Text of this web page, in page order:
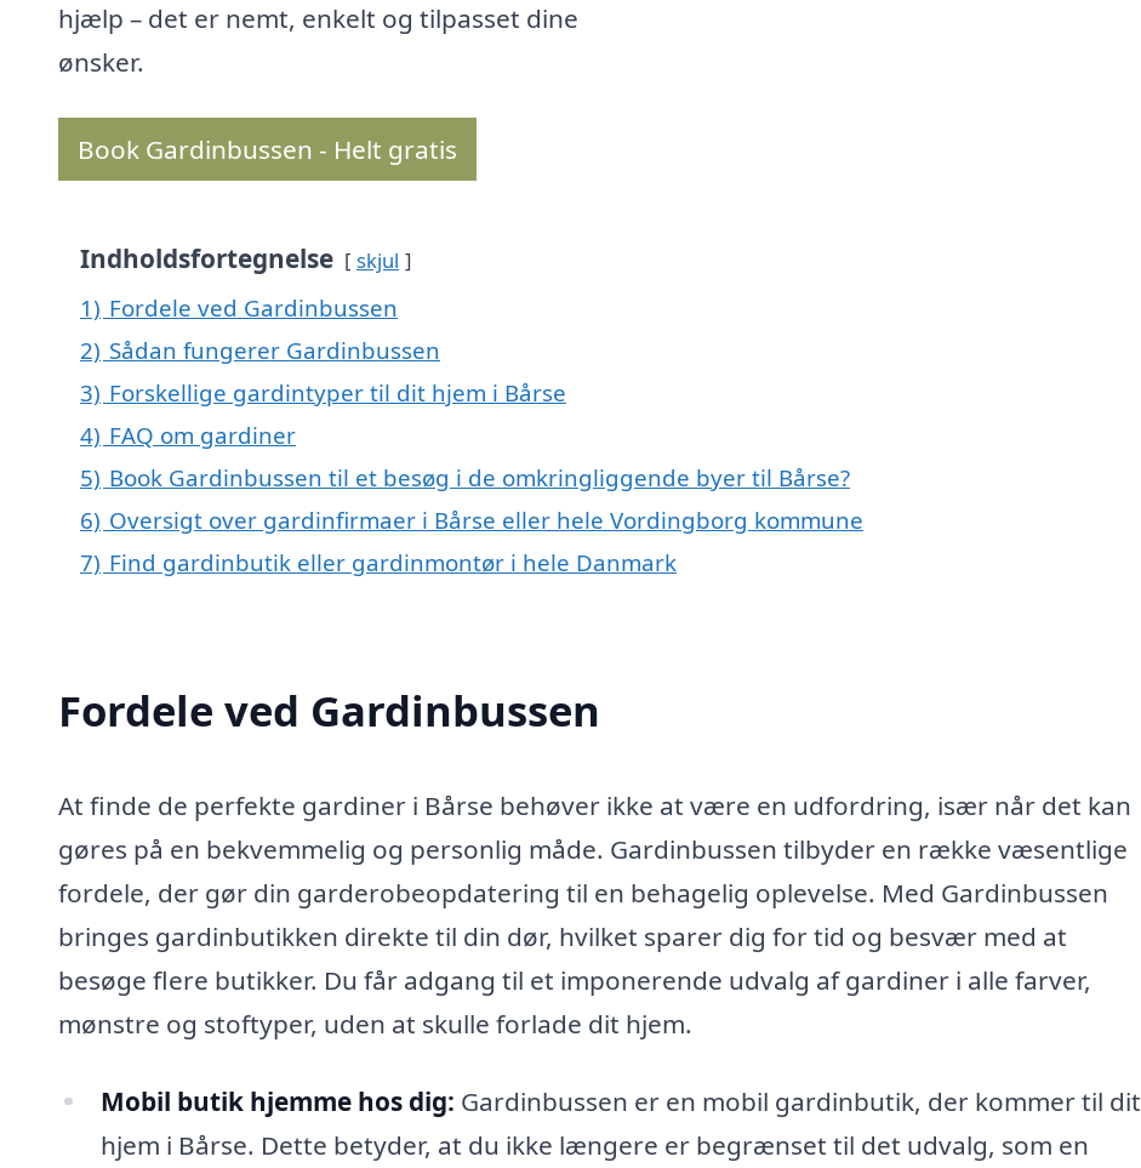
hjælp – det er nemt, enkelt og tilpasset dine
ønsker.
Book Gardinbussen - Helt gratis
Indholdsfortegnelse skjul
1) Fordele ved Gardinbussen
2) Sådan fungerer Gardinbussen
3) Forskellige gardintyper til dit hjem i Bårse
4) FAQ om gardiner
5) Book Gardinbussen til et besøg i de omkringliggende byer til Bårse?
6) Oversigt over gardinfirmaer i Bårse eller hele Vordingborg kommune
7) Find gardinbutik eller gardinmontør i hele Danmark
Fordele ved Gardinbussen
At finde de perfekte gardiner i Bårse behøver ikke at være en udfordring, især når det kan
gøres på en bekvemmelig og personlig måde. Gardinbussen tilbyder en række væsentlige
fordele, der gør din garderobeopdatering til en behagelig oplevelse. Med Gardinbussen
bringes gardinbutikken direkte til din dør, hvilket sparer dig for tid og besvær med at
besøge flere butikker. Du får adgang til et imponerende udvalg af gardiner i alle farver,
mønstre og stoftyper, uden at skulle forlade dit hjem.
Mobil butik hjemme hos dig: Gardinbussen er en mobil gardinbutik, der kommer til dit
hjem i Bårse. Dette betyder, at du ikke længere er begrænset til det udvalg, som en